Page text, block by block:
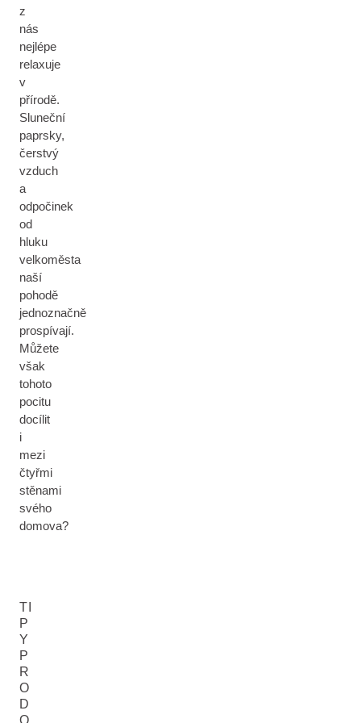
z
nás
nejlépe
relaxuje
v
přírodě.
Sluneční
paprsky,
čerstvý
vzduch
a
odpočinek
od
hluku
velkoměsta
naší
pohodě
jednoznačně
prospívají.
Můžete
však
tohoto
pocitu
docílit
i
mezi
čtyřmi
stěnami
svého
domova?
TI
P
Y
P
R
O
D
O